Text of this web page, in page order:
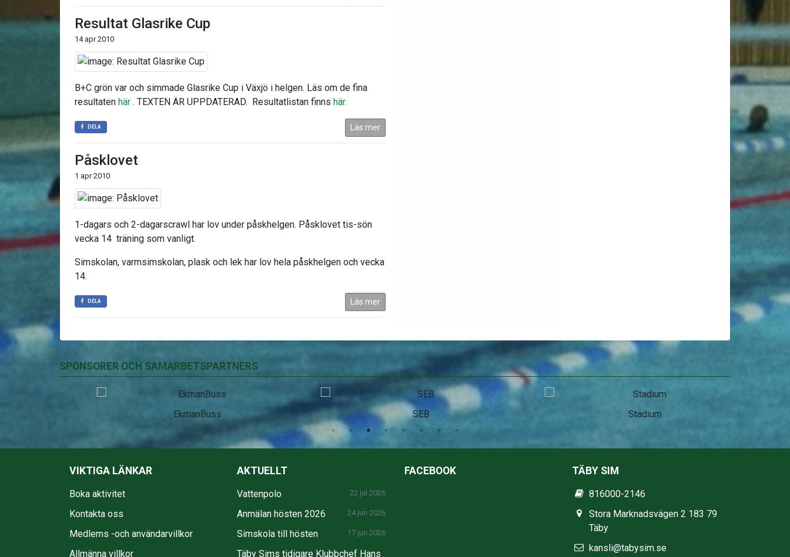
Resultat Glasrike Cup
14 apr 2010
B+C grön var och simmade Glasrike Cup i Växjö i helgen. Läs om de fina
resultaten här . TEXTEN ÄR UPPDATERAD. Resultatlistan finns här.
DELA Läs mer
Påsklovet
1 apr 2010
1-dagars och 2-dagarscrawl har lov under påskhelgen. Påsklovet tis-sön
vecka 14 träning som vanligt.
Simskolan, varmsimskolan, plask och lek har lov hela påskhelgen och vecka
14.
DELA Läs mer
SPONSORER OCH SAMARBETSPARTNERS
EkmanBuss Stadium
VIKTIGA LÄNKAR
Boka aktivitet
Kontakta oss
Medlems -och användarvillkor
Allmänna villkor
AKTUELLT
Vattenpolo 22 jul 2026
Anmälan hösten 2026 24 jun 2026
Simskola till hösten 17 jun 2026
Täby Sims tidigare Klubbchef Hans
FACEBOOK TÄBY SIM
816000-2146
Stora Marknadsvägen 2 183 79
Täby
kansli@tabysim.se